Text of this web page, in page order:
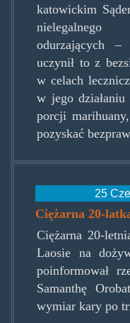
katowickim
odurzających –
uczynił to z
w celach
w jego
porcji
pozyskać
25
Ciężarna 20-
Ciężarna 20-
Laosie na
poinformował
Samanthę
wymiar kary po